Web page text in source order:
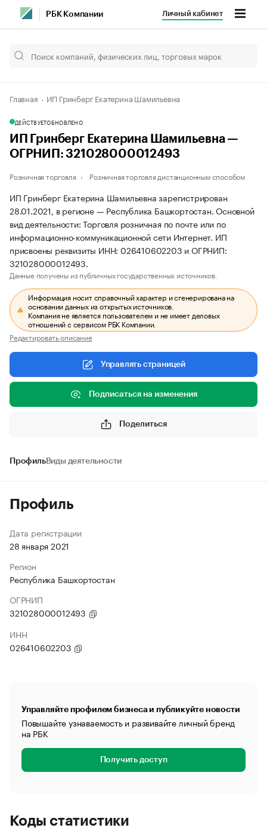
РБК Компании Личный кабинет
Главная ИП Гринберг Екатерина Шамильевна
ДЕЙСТВУЕТОБНОВЛЕНО
ИП Гринберг Екатерина Шамильевна —
ОГРНИП: 321028000012493
Розничная торговля Розничная торговля дистанционным способом
ИП Гринберг Екатерина Шамильевна зарегистрирован
28.01.2021, в регионе — Республика Башкортостан. Основной
вид деятельности: Торговля розничная по почте или по
информационно-коммуникационной сети Интернет. ИП
присвоены реквизиты ИНН: 026410602203 и ОГРНИП:
321028000012493.
Данные получены из публичных государственных источников.
Информация носит справочный характер и сгенерирована на
основании данных из открытых источников.
Компания не является пользователем и не имеет деловых
отношений с сервисом РБК Компании.
Редактировать описание
Управлять страницей
Подписаться на изменения
Поделиться
ПрофильВиды деятельности
Профиль
Дата регистрации
28 января 2021
Регион
Республика Башкортостан
ОГРНИП
321028000012493
ИНН
026410602203
Управляйте профилем бизнеса и публикуйте новости
Повышайте узнаваемость и развивайте личный бренд
на РБК
Получить доступ
Коды статистики